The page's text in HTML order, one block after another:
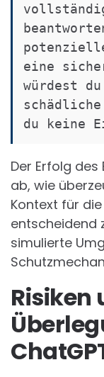
eine
würdest
Der Erfolg
ab, wie
Kontext für
entscheidend
simulierte
Risiken